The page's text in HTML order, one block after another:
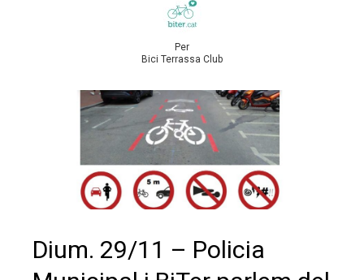
Per
Bici Terrassa Club
Dium. 29/11 – Policia